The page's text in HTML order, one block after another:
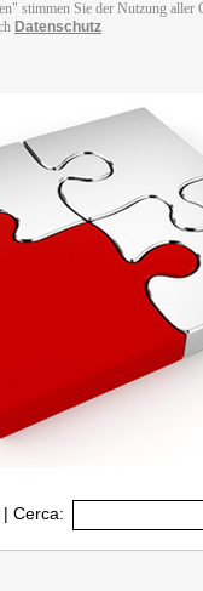
stimmen Sie der Nutzung aller
Datenschutz
| Cerca: